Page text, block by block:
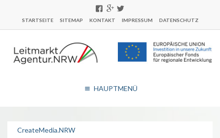
STARTSEITE SITEMAP KONTAKT IMPRESSUM DATENSCHUTZ
HAUPTMENÜ
CreateMedia.NRW